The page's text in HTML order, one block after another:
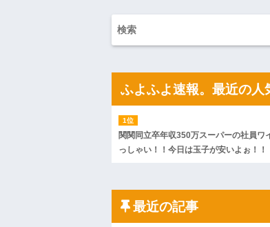
して…ｗｗｗ
親の借金のカタに17歳でもぐり
歳で1000万円を渡されマンショ
母が作ってくれた雛人形を夫に
33歳くらいから太ったせいか
なった
半年前から夫が不倫しているこ
から転落...
お腹の子をﾀﾋ産した時。義妹「
てるの！」→義妹の暴言に義母が
【卑怯な女】 いつも弱そうな
味な私「あ？相手選んでデカい
ハードオフに売っていた4万
私「ちょっと、人の家の金庫触
たから、開けてみようとしただけ
ふよふよ速報。最近の人
関関同立卒年収350万スーパーの社員ワ
っしゃい！！今日は玉子が安いよぉ！！
最近の記事